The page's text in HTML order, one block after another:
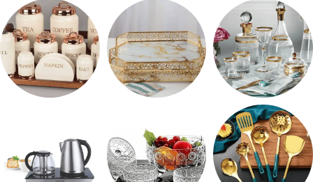
طقم ميلامين ترمس شاي رفايع المطبخ
شربات وكاسات